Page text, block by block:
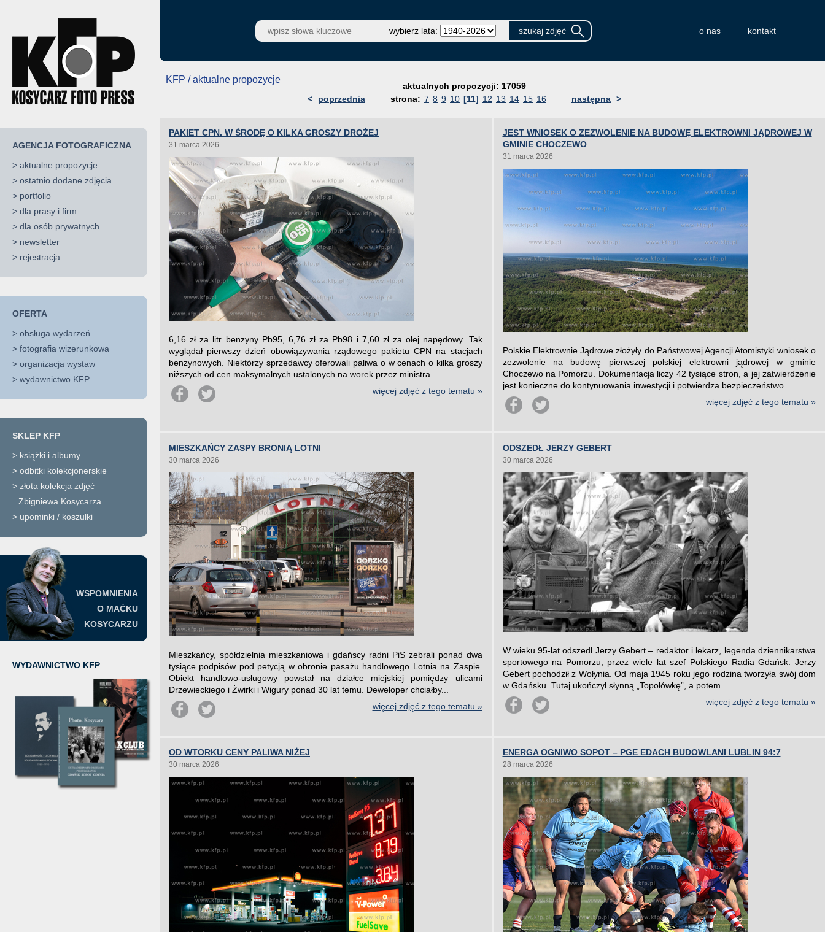
AGENCJA FOTOGRAFICZNA
> aktualne propozycje
> ostatnio dodane zdjęcia
> portfolio
> dla prasy i firm
> dla osób prywatnych
> newsletter
> rejestracja
OFERTA
> obsługa wydarzeń
> fotografia wizerunkowa
> organizacja wystaw
> wydawnictwo KFP
SKLEP KFP
> książki i albumy
> odbitki kolekcjonerskie
> złota kolekcja zdjęć
Zbigniewa Kosycarza
> upominki / koszulki
WSPOMNIENIA
O MAĆKU
KOSYCARZU
WYDAWNICTWO KFP
wybierz lata: o nas kontakt
KFP / aktualne propozycje
aktualnych propozycji: 17059
<
poprzednia strona: 7 8 9 10 [11] 12 13 14 15 16 następna >
PAKIET CPN. W ŚRODĘ O KILKA GROSZY DROŻEJ
31 marca 2026
6,16 zł za litr benzyny Pb95, 6,76 zł za Pb98 i 7,60 zł za olej napędowy. Tak
wyglądał pierwszy dzień obowiązywania rządowego pakietu CPN na stacjach
benzynowych. Niektórzy sprzedawcy oferowali paliwa o w cenach o kilka groszy
niższych od cen maksymalnych ustalonych na worek przez ministra...
więcej zdjęć z tego tematu »
JEST WNIOSEK O ZEZWOLENIE NA BUDOWĘ ELEKTROWNI JĄDROWEJ W
GMINIE CHOCZEWO
31 marca 2026
Polskie Elektrownie Jądrowe złożyły do Państwowej Agencji Atomistyki wniosek o
zezwolenie na budowę pierwszej polskiej elektrowni jądrowej w gminie
Choczewo na Pomorzu. Dokumentacja liczy 42 tysiące stron, a jej zatwierdzenie
jest konieczne do kontynuowania inwestycji i potwierdza bezpieczeństwo...
więcej zdjęć z tego tematu »
MIESZKAŃCY ZASPY BRONIĄ LOTNI
30 marca 2026
Mieszkańcy, spółdzielnia mieszkaniowa i gdańscy radni PiS zebrali ponad dwa
tysiące podpisów pod petycją w obronie pasażu handlowego Lotnia na Zaspie.
Obiekt handlowo-usługowy powstał na działce miejskiej pomiędzy ulicami
Drzewieckiego i Żwirki i Wigury ponad 30 lat temu. Deweloper chciałby...
więcej zdjęć z tego tematu »
ODSZEDŁ JERZY GEBERT
30 marca 2026
W wieku 95-lat odszedł Jerzy Gebert – redaktor i lekarz, legenda dziennikarstwa
sportowego na Pomorzu, przez wiele lat szef Polskiego Radia Gdańsk. Jerzy
Gebert pochodził z Wołynia. Od maja 1945 roku jego rodzina tworzyła swój dom
w Gdańsku. Tutaj ukończył słynną „Topolówkę”, a potem...
więcej zdjęć z tego tematu »
OD WTORKU CENY PALIWA NIŻEJ
30 marca 2026
ENERGA OGNIWO SOPOT – PGE EDACH BUDOWLANI LUBLIN 94:7
28 marca 2026